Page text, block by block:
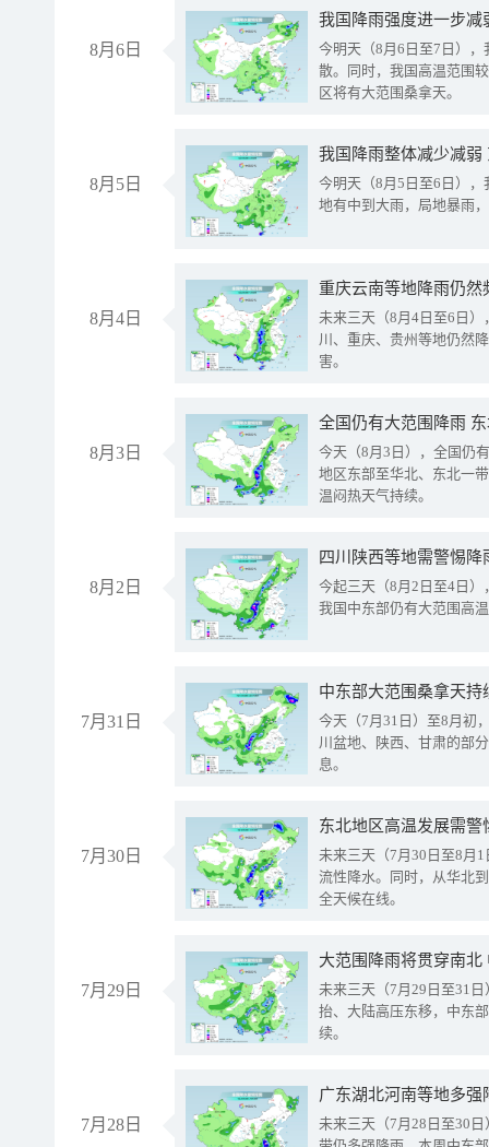
8月6日
今明天（8月6日至7日）
散。同时，我国高温范围
区将有大范围桑拿天。
8月5日
我国降雨整体减少减弱
今明天（8月5日至6日）
地有中到大雨，局地暴雨
8月4日
重庆云南等地降雨仍然
未来三天（8月4日至6日
川、重庆、贵州等地仍然
害。
8月3日
全国仍有大范围降雨
今天（8月3日），全国仍
地区东部至华北、东北一
温闷热天气持续。
8月2日
今起三天（8月2日至4日
我国中东部仍有大范围高
7月31日
中东部大范围桑拿天
今天（7月31日）至8月初
川盆地、陕西、甘肃的部
息。
7月30日
东北地区高温发展需
未来三天（7月30日至8月
流性降水。同时，从华北
全天候在线。
7月29日
大范围降雨将贯穿南
未来三天（7月29日至31
抬、大陆高压东移，中东
续。
7月28日
广东湖北河南等地多
未来三天（7月28日至30